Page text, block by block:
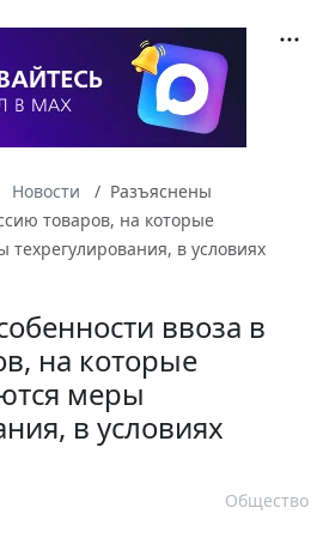
Новости
Разъяснены
товаров, на которые
в условиях
ввоза в
на которые
меры
в условиях
Общество